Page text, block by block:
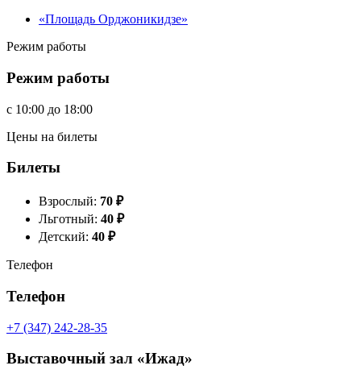
«Площадь Орджоникидзе»
Режим работы
Режим работы
c 10:00 до 18:00
Цены на билеты
Билеты
Взрослый: 70 ₽
Льготный: 40 ₽
Детский: 40 ₽
Телефон
Телефон
+7 (347) 242-28-35
Выставочный зал «Ижад»